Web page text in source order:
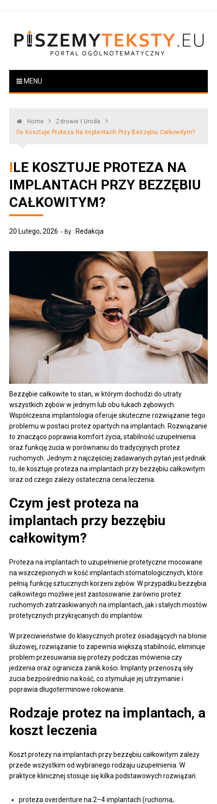
PiszemyTeksty.pl
Portal ogólnotematyczny
MENU
Home
Zdrowie I Uroda
Ile Kosztuje Proteza Na Implantach Przy Bezzębiu Całkowitym?
ILE KOSZTUJE PROTEZA NA
IMPLANTACH PRZY BEZZĘBIU
CAŁKOWITYM?
20 Lutego, 2026 By : Redakcja
Bezzębie całkowite to stan, w którym dochodzi do utraty
wszystkich zębów w jednym lub obu łukach zębowych.
Współczesna implantologia oferuje skuteczne rozwiązanie tego
problemu w postaci protez opartych na implantach. Rozwiązanie
to znacząco poprawia komfort życia, stabilność uzupełnienia
oraz funkcję żucia w porównaniu do tradycyjnych protez
ruchomych. Jednym z najczęściej zadawanych pytań jest jednak
to, ile kosztuje proteza na implantach przy bezzębiu całkowitym
oraz od czego zależy ostateczna cena leczenia.
Czym jest proteza na
implantach przy bezzębiu
całkowitym?
Proteza na implantach to uzupełnienie protetyczne mocowane
na wszczepionych w kość implantach stomatologicznych, które
pełnią funkcję sztucznych korzeni zębów. W przypadku bezzębia
całkowitego możliwe jest zastosowanie zarówno protez
ruchomych zatrzaskiwanych na implantach, jak i stałych mostów
protetycznych przykręcanych do implantów.
W przeciwieństwie do klasycznych protez osiadających na błonie
śluzowej, rozwiązanie to zapewnia większą stabilność, eliminuje
problem przesuwania się protezy podczas mówienia czy
jedzenia oraz ogranicza zanik kości. Implanty przenoszą siły
żucia bezpośrednio na kość, co stymuluje jej utrzymanie i
poprawia długoterminowe rokowanie.
Rodzaje protez na implantach, a
koszt leczenia
Koszt protezy na implantach przy bezzębiu całkowitym zależy
przede wszystkim od wybranego rodzaju uzupełnienia. W
praktyce klinicznej stosuje się kilka podstawowych rozwiązań:
proteza overdenture na 2–4 implantach (ruchoma,